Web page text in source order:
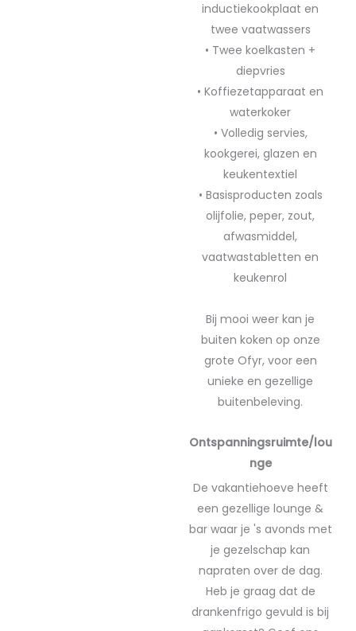
inductiekookplaat en
twee vaatwassers
• Twee koelkasten +
diepvries
• Koffiezetapparaat en
waterkoker
• Volledig servies,
kookgerei, glazen en
keukentextiel
• Basisproducten zoals
olijfolie, peper, zout,
afwasmiddel,
vaatwastabletten en
keukenrol
Bij mooi weer kan je
buiten koken op onze
grote Ofyr, voor een
unieke en gezellige
buitenbeleving.
Ontspanningsruimte/lou
nge
De vakantiehoeve heeft
een gezellige lounge &
bar waar je 's avonds met
je gezelschap kan
napraten over de dag.
Heb je graag dat de
drankenfrigo gevuld is bij